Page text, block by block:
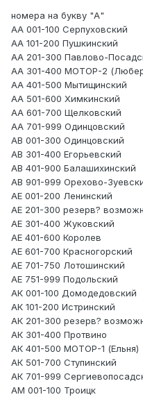
номера на букву "А"
АА 001-100 Серпуховский
АА 101-200 Пушкинский
АА 201-300 Павлово-
АА 301-400 МОТОР-2
АА 401-500 Мытищинский
АА 501-600 Химкинский
АА 601-700 Щелковский
АА 701-999 Одинцовский
АВ 001-300 Одинцовский
АВ 301-400 Егорьевский
АВ 401-900 Балашихинский
АВ 901-999 Орехово-
АЕ 001-200 Ленинский
АЕ 201-300 резерв?
АЕ 301-400 Жуковский
АЕ 401-600 Королев
АЕ 601-700 Красногорский
АЕ 701-750 Лотошинский
АЕ 751-999 Подольский
АК 001-100 Домодедовский
АК 101-200 Истринский
АК 201-300 резерв?
АК 301-400 Протвино
АК 401-500 МОТОР-1 (Ельня)
АК 501-700 Ступинский
АК 701-999
АМ 001-100 Троицк